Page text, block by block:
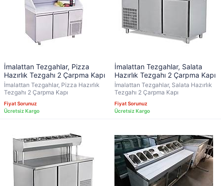
İmalattan Tezgahlar, Pizza
Hazırlık Tezgahı 2 Çarpma Kapı
İmalattan Tezgahlar, Pizza Hazırlık
Tezgahı 2 Çarpma Kapı
Fiyat Sorunuz
İmalattan Tezgahlar, Salata
Hazırlık Tezgahı 2 Çarpma Kapı
İmalattan Tezgahlar, Salata Hazırlık
Tezgahı 2 Çarpma Kapı
Fiyat Sorunuz